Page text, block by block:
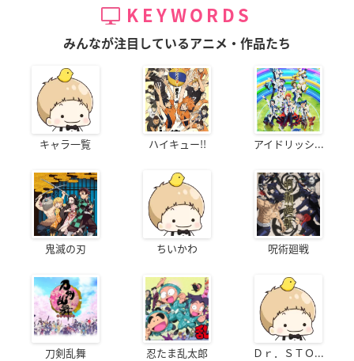
KEYWORDS
みんなが注目しているアニメ・作品たち
キャラ一覧 ハイキュー!! アイドリッシ...
鬼滅の刃 ちいかわ 呪術廻戦
刀剣乱舞 忍たま乱太郎 Ｄｒ．ＳＴＯ...